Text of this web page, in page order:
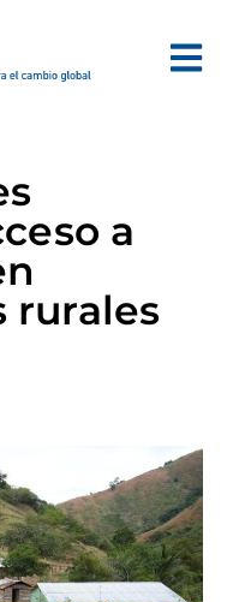
a
rurales